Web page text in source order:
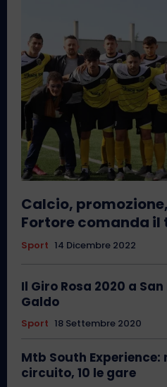
Calcio,
Fortore comanda il
Sport 14 Dicembre 2022
Il Giro Rosa 2020 a
Galdo
Sport 18 Settembre 2020
Mtb South Experience:
circuito, 10 le gare